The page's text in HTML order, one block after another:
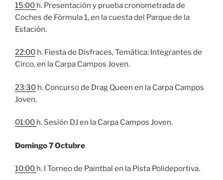
15:00 h. Presentación y prueba cronometrada de
Coches de Fórmula 1, en la cuesta del Parque de la
Estación.
22:00 h. Fiesta de Disfraces, Temática: Integrantes de
Circo, en la Carpa Campos Joven.
23:30 h. Concurso de Drag Queen en la Carpa Campos
Joven.
01:00 h. Sesión DJ en la Carpa Campos Joven.
Domingo 7 Octubre
10:00 h. I Torneo de Paintbal en la Pista Polideportiva.